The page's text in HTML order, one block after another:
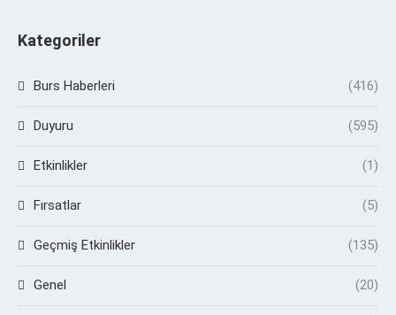
Kategoriler
Burs Haberleri (416)
Duyuru (595)
Etkinlikler (1)
Fırsatlar (5)
Geçmiş Etkinlikler (135)
Genel (20)